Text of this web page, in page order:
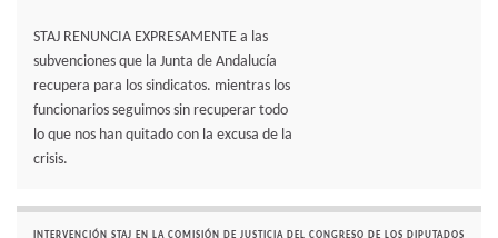
STAJ RENUNCIA EXPRESAMENTE a las
subvenciones que la Junta de Andalucía
recupera para los sindicatos. mientras los
funcionarios seguimos sin recuperar todo
lo que nos han quitado con la excusa de la
crisis.
INTERVENCIÓN STAJ EN LA COMISIÓN DE JUSTICIA DEL CONGRESO DE LOS DIPUTADOS